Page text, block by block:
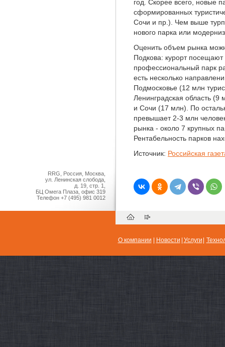
год. Скорее всего, новые
сформированных
Сочи и пр.). Чем выше
нового парка или
Оценить объем рынка
Подкова: курорт посещают
профессиональный парк
есть несколько
Подмосковье (12 млн
Ленинградская область (9
и Сочи (17 млн). По
превышает 2-3 млн
рынка - около 7 крупных
Рентабельность парков
Источник: Российская
RRG, Россия, Москва,
ул. Ленинская слобода,
д. 19, стр. 1,
БЦ Омега Плаза, офис 319
Телефон +7 (495) 981 0012
О компании Новости Услуги